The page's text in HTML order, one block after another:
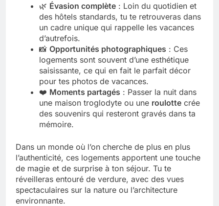
🌿 Évasion complète : Loin du quotidien et
des hôtels standards, tu te retrouveras dans
un cadre unique qui rappelle les vacances
d’autrefois.
📸 Opportunités photographiques : Ces
logements sont souvent d’une esthétique
saisissante, ce qui en fait le parfait décor
pour tes photos de vacances.
❤️ Moments partagés : Passer la nuit dans
une maison troglodyte ou une roulotte crée
des souvenirs qui resteront gravés dans ta
mémoire.
Dans un monde où l’on cherche de plus en plus
l’authenticité, ces logements apportent une touche
de magie et de surprise à ton séjour. Tu te
réveilleras entouré de verdure, avec des vues
spectaculaires sur la nature ou l’architecture
environnante.